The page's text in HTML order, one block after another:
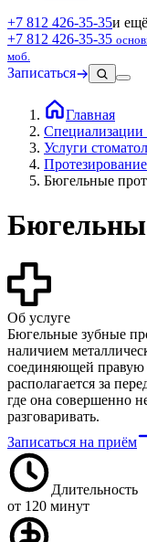
+7 812 426‑35‑35и
+7 812 426‑35‑35
моб.
Записаться
Главная
Специализации
Услуги
Протезирование
Бюгельные
Об услуге
Бюгельные зубные
наличием
соединяющей правую
располагается за
где она совершенно
разговаривать.
Записаться на приём
Длительность
от 120 минут